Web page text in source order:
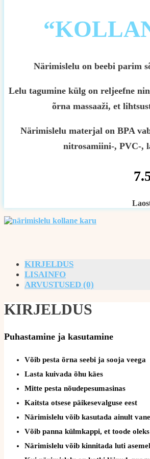
Närimislelu on beebi parim
Lelu tagumine külg on reljeefne
õrna massaaži, et
Närimislelu materjal on BPA
nitrosamiini-, PVC-,
KIRJELDUS
LISAINFO
ARVUSTUSED (0)
KIRJELDUS
Puhastamine ja kasutamine
Võib pesta õrna seebi ja sooja veega
Lasta kuivada õhu käes
Mitte pesta nõudepesumasinas
Kaitsta otsese päikesevalguse eest
Närimislelu võib kasutada ainult
Võib panna külmkappi, et toode
Närimislelu võib kinnitada luti